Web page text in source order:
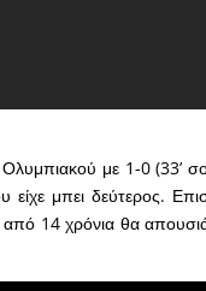
με 1-0 (33’
μπει δεύτερος.
14 χρόνια θα